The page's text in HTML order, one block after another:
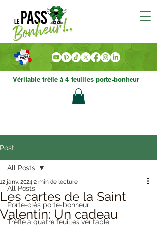
Véritable trèfle à 4 feuilles porte-bonheur
Post
All Posts
Porte-clés porte-bonheur
Trèfle à quatre feuilles véritable
All Posts
Les cartes de la Saint
Valentin: Un cadeau
12 janv. 2024 2 min de lecture